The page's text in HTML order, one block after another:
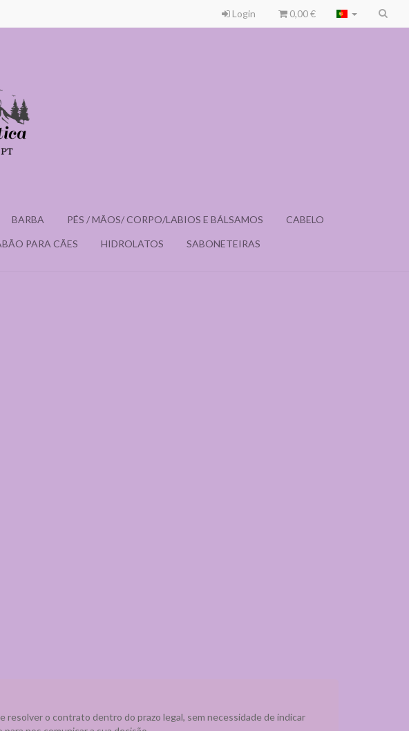
Login 0,00 €
BARBA PÉS / MÃOS/ CORPO/LABIOS E BÁLSAMOS CABELO
PARA CÃES HIDROLATOS SABONETEIRAS
resolver o contrato dentro do prazo legal, sem necessidade de indicar